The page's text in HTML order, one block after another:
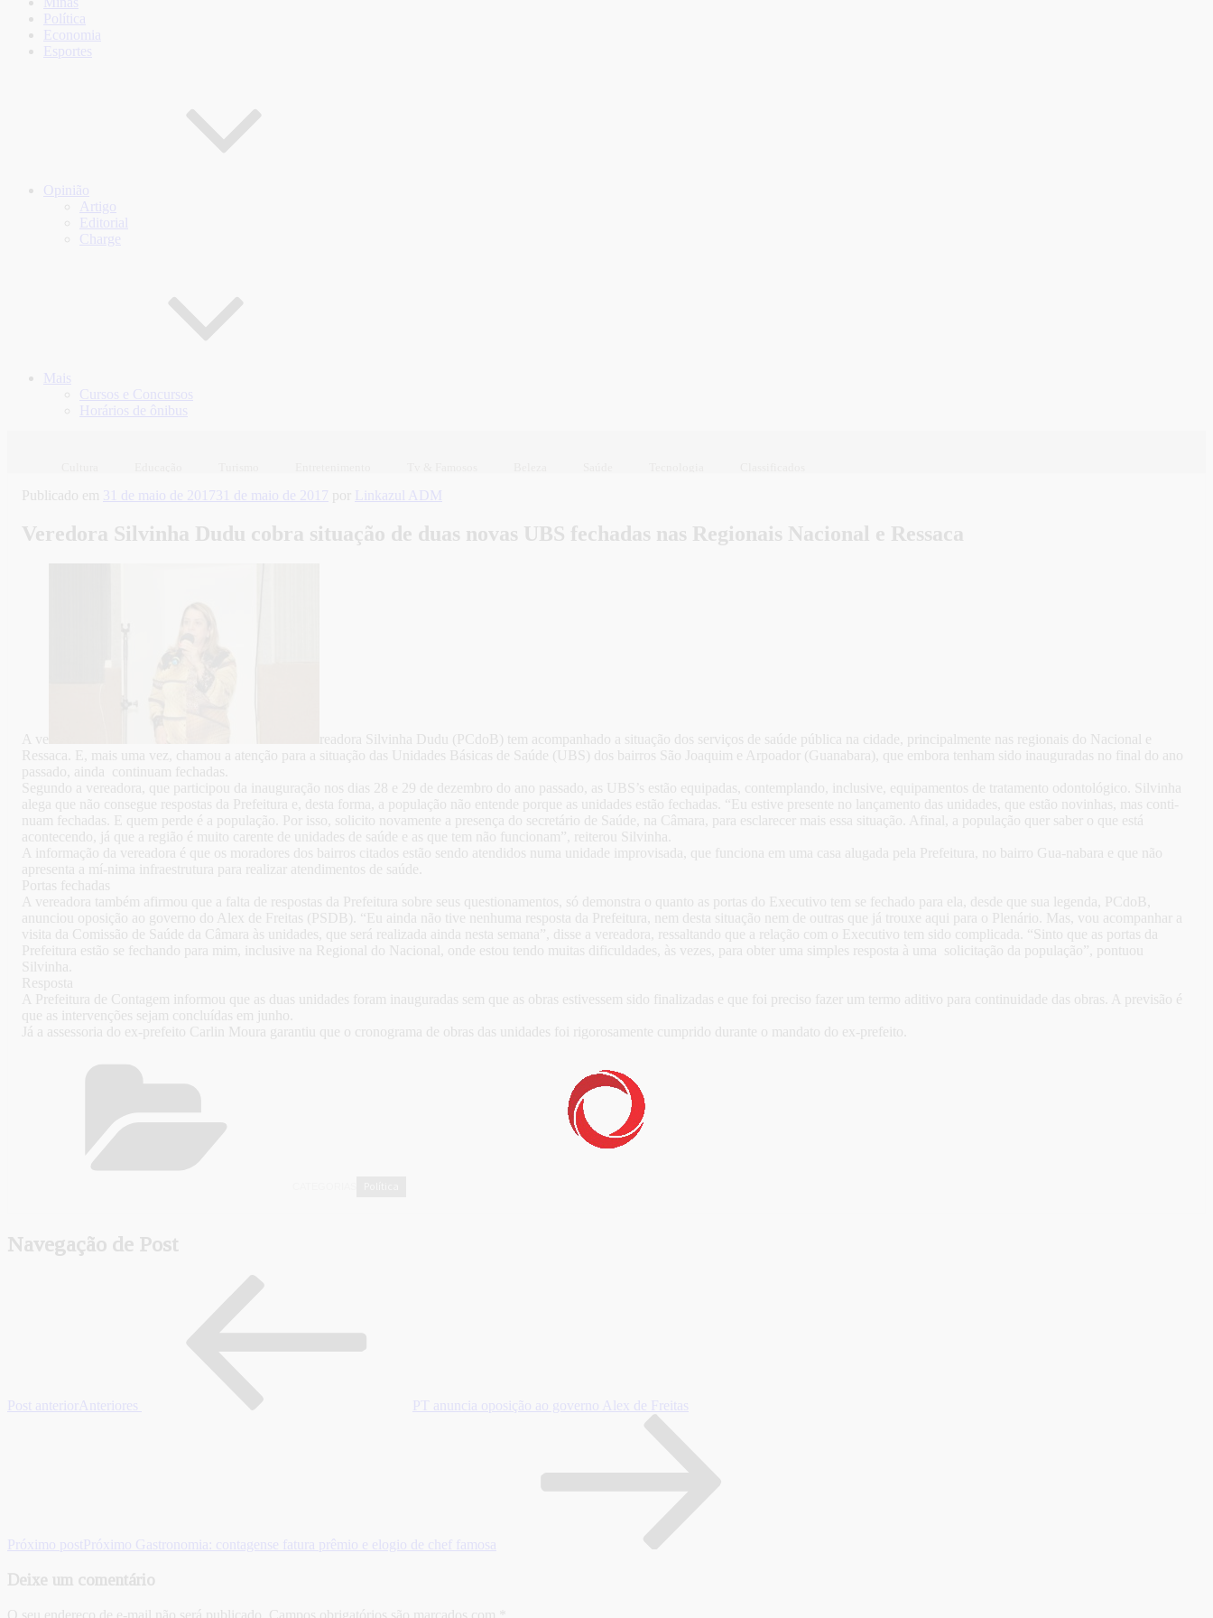
Política
Economia
Esportes
Opinião
Artigo
Editorial
Charge
Mais
Cursos e Concursos
Horários de ônibus
Publicado em 31 de maio de 2017 31 de maio de 2017 por Linkazul ADM
Veredora Silvinha Dudu cobra situação de duas novas UBS fechadas nas Regionais Nacional e Ressaca
A ve
readora Silvinha Dudu (PCdoB) tem acompanhado a situação dos serviços de saúde pública na cidade, principalmente nas regionais do Nacional e
Ressaca. E, mais uma vez, chamou a atenção para a situação das Unidades Básicas de Saúde (UBS) dos bairros São Joaquim e Arpoador (Guanabara), que embora tenham sido inauguradas no final do ano
passado, ainda continuam fechadas.
Segundo a vereadora, que participou da inauguração nos dias 28 e 29 de dezembro do ano passado, as UBS’s estão equipadas, contemplando, inclusive, equipamentos de tratamento odontológico. Silvinha
alega que não consegue respostas da Prefeitura e, desta forma, a população não entende porque as unidades estão fechadas. “Eu estive presente no lançamento das unidades, que estão novinhas, mas conti-
nuam fechadas. E quem perde é a população. Por isso, solicito novamente a presença do secretário de Saúde, na Câmara, para esclarecer mais essa situação. Afinal, a população quer saber o que está
acontecendo, já que a região é muito carente de unidades de saúde e as que tem não funcionam”, reiterou Silvinha.
A informação da vereadora é que os moradores dos bairros citados estão sendo atendidos numa unidade improvisada, que funciona em uma casa alugada pela Prefeitura, no bairro Gua-nabara e que não
apresenta a mí-nima infraestrutura para realizar atendimentos de saúde.
Portas fechadas
A vereadora também afirmou que a falta de respostas da Prefeitura sobre seus questionamentos, só demonstra o quanto as portas do Executivo tem se fechado para ela, desde que sua legenda, PCdoB,
anunciou oposição ao governo do Alex de Freitas (PSDB). “Eu ainda não tive nenhuma resposta da Prefeitura, nem desta situação nem de outras que já trouxe aqui para o Plenário. Mas, vou acompanhar a
visita da Comissão de Saúde da Câmara às unidades, que será realizada ainda nesta semana”, disse a vereadora, ressaltando que a relação com o Executivo tem sido complicada. “Sinto que as portas da
Prefeitura estão se fechando para mim, inclusive na Regional do Nacional, onde estou tendo muitas dificuldades, às vezes, para obter uma simples resposta à uma solicitação da população”, pontuou
Silvinha.
Resposta
A Prefeitura de Contagem informou que as duas unidades foram inauguradas sem que as obras estivessem sido finalizadas e que foi preciso fazer um termo aditivo para continuidade das obras. A previsão é
que as intervenções sejam concluídas em junho.
Já a assessoria do ex-prefeito Carlin Moura garantiu que o cronograma de obras das unidades foi rigorosamente cumprido durante o mandato do ex-prefeito.
Navegação de Post
Post anterior Anteriores PT anuncia oposição ao governo Alex de Freitas
Próximo post Próximo Gastronomia: contagense fatura prêmio e elogio de chef famosa
Deixe um comentário
O seu endereço de e-mail não será publicado. Campos obrigatórios são marcados com